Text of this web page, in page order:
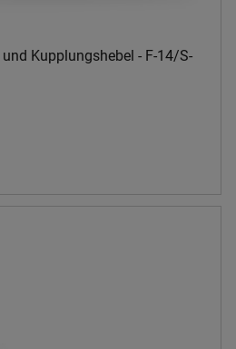
Kupplungshebel - F-14/S-